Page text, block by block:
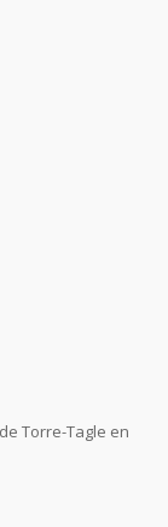
Torre-Tagle en